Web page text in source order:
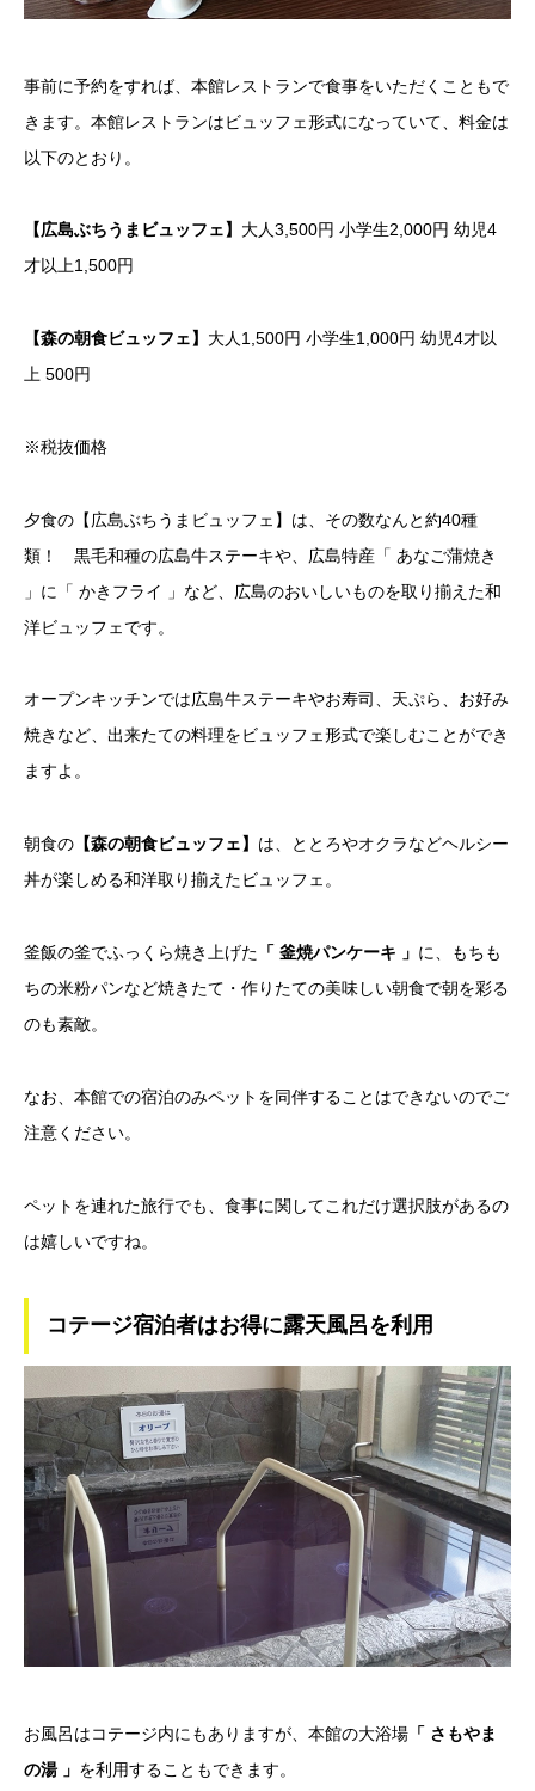
事前に予約をすれば、本館レストランで食事をいただくこともで
きます。本館レストランはビュッフェ形式になっていて、料金は
以下のとおり。
【広島ぶちうまビュッフェ】 大人3,500円 小学生2,000円 幼児4
才以上1,500円
【森の朝食ビュッフェ】 大人1,500円 小学生1,000円 幼児4才以
上 500円
※税抜価格
夕食の【広島ぶちうまビュッフェ】は、その数なんと約40種
類！ 黒毛和種の広島牛ステーキや、広島特産「 あなご蒲焼き
」に「 かきフライ 」など、広島のおいしいものを取り揃えた和
洋ビュッフェです。
オープンキッチンでは広島牛ステーキやお寿司、天ぷら、お好み
焼きなど、出来たての料理をビュッフェ形式で楽しむことができ
ますよ。
朝食の 【森の朝食ビュッフェ】 は、ととろやオクラなどヘルシー
丼が楽しめる和洋取り揃えたビュッフェ。
釜飯の釜でふっくら焼き上げた 「 釜焼パンケーキ 」 に、もちも
ちの米粉パンなど焼きたて・作りたての美味しい朝食で朝を彩る
のも素敵。
なお、本館での宿泊のみペットを同伴することはできないのでご
注意ください。
ペットを連れた旅行でも、食事に関してこれだけ選択肢があるの
は嬉しいですね。
コテージ宿泊者はお得に露天風呂を利用
お風呂はコテージ内にもありますが、本館の大浴場 「 さもやま
の湯 」 を利用することもできます。